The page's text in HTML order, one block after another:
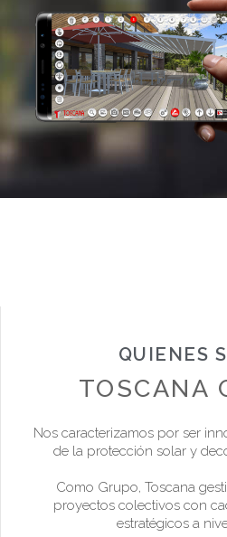
QUIENES
TOSCANA
Nos caracterizamos por ser
de la protección solar y
Como Grupo, Toscana
proyectos colectivos con
estratégicos a